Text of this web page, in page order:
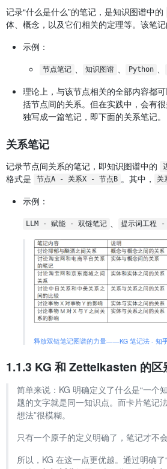
记录“什么是什么”的笔记，是知识图谱中的
体、概念，以及它们相关的定理等。该笔
示例：
节点笔记 知识图谱 Python
理论上，与该节点相关的全部内容都
括节点间的关系。但在实践中，会有
独写成一篇笔记，即下面的关系笔记。
关系笔记
记录节点间关系的笔记，即知识图谱中的
格式是
节点A - 关系X - 节点B 。其中， 关
示例：
LLM - 赋能 - 双链笔记 提示词工程
释放双链笔记图谱的力量——KG 笔记法 - 知
1.1.3 KG 和 Zettelkasten 的区
简单来说：KG 明确定义了什么是“一个
题的文字就是同一知识点。而卡片笔记
想法”很模糊。
只有一个原子的定义明确了，笔记才不
所以，KG 在这一点更优越。通过明确了